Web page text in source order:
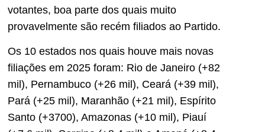
votantes, boa parte dos quais muito
provavelmente são recém filiados ao Partido.
Os 10 estados nos quais houve mais novas
filiações em 2025 foram: Rio de Janeiro (+82
mil), Pernambuco (+26 mil), Ceará (+39 mil),
Pará (+25 mil), Maranhão (+21 mil), Espírito
Santo (+3700), Amazonas (+10 mil), Piauí